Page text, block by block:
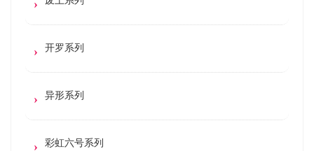
开罗系列
异形系列
彩虹六号系列